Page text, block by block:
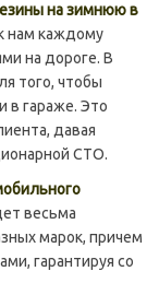
на зимнюю в
нам каждому
на дороге. В
того, чтобы
в гараже. Это
давая
СТО.
весьма
марок, причем
гарантируя со